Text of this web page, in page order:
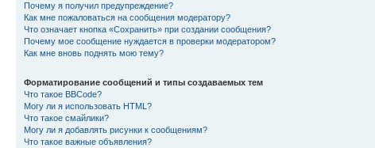
Почему я получил предупреждение?
Как мне пожаловаться на сообщения модератору?
Что означает кнопка «Сохранить» при создании сообщения?
Почему мое сообщение нуждается в проверки модератором?
Как мне вновь поднять мою тему?
Форматирование сообщений и типы создаваемых тем
Что такое BBCode?
Могу ли я использовать HTML?
Что такое смайлики?
Могу ли я добавлять рисунки к сообщениям?
Что такое важные объявления?